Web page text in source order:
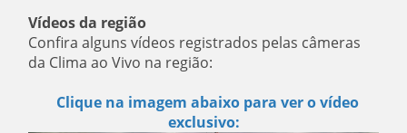
Vídeos da região
Confira alguns vídeos registrados pelas câmeras
da Clima ao Vivo na região:
Clique na imagem abaixo para ver o vídeo
exclusivo: